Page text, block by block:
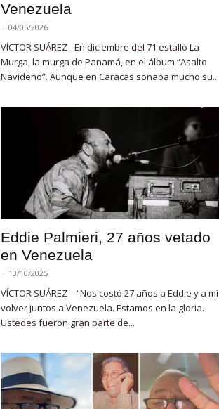
Venezuela
- 04/05/2026
VÍCTOR SUÁREZ - En diciembre del 71 estalló La
Murga, la murga de Panamá, en el álbum “Asalto
Navideño”. Aunque en Caracas sonaba mucho su...
Eddie Palmieri, 27 años vetado
en Venezuela
- 13/10/2025
VÍCTOR SUÁREZ - “Nos costó 27 años a Eddie y a mí
volver juntos a Venezuela. Estamos en la gloria.
Ustedes fueron gran parte de...